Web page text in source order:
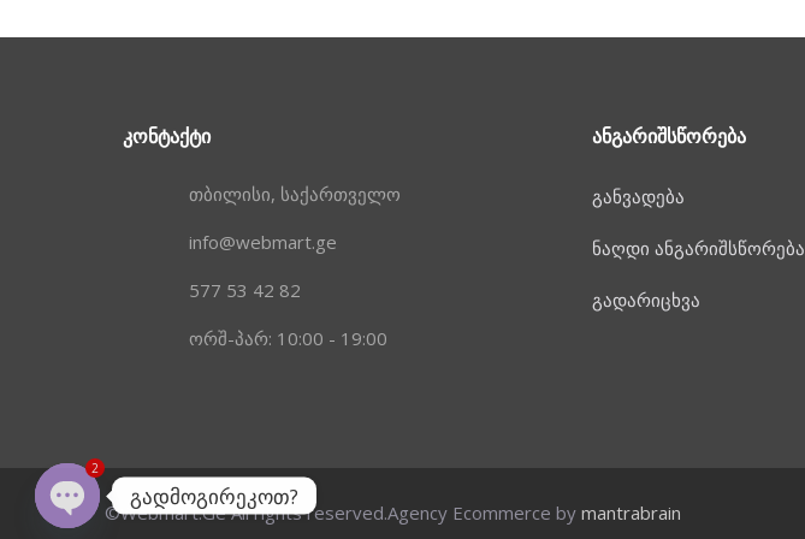
ᲙᲝᲜᲢᲐᲥᲢᲘ
თბილისი, საქართველო
info@webmart.ge
577 53 42 82
ორშ-პარ: 10:00 - 19:00
ᲐᲜᲒᲐᲠᲘᲨᲡᲬᲝᲠᲔᲑᲐ
განვადება
ნაღდი ანგარიშსწორება
გადარიცხვა
©Webmart.Ge All rights reserved.Agency Ecommerce by mantrabrain
გადმოგირეკოთ?
2